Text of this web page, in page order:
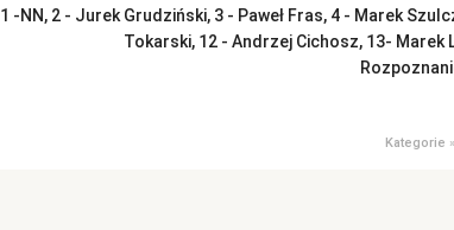
1 -NN, 2 - Jurek Grudziński, 3 - Paweł Fras, 4 - Marek
Tokarski, 12 - Andrzej Cichosz, 13- Marek
Kategorie »